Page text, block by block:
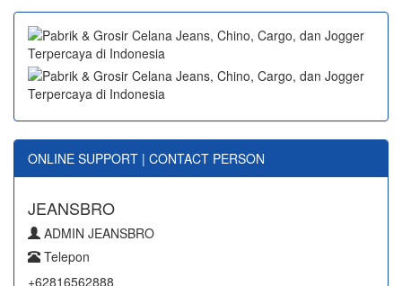
ONLINE SUPPORT | CONTACT PERSON
JEANSBRO
ADMIN JEANSBRO
Telepon
+62816562888